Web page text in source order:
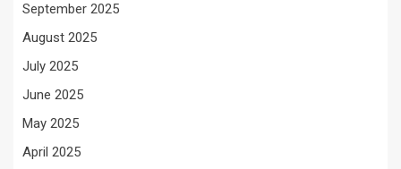
September 2025
August 2025
July 2025
June 2025
May 2025
April 2025